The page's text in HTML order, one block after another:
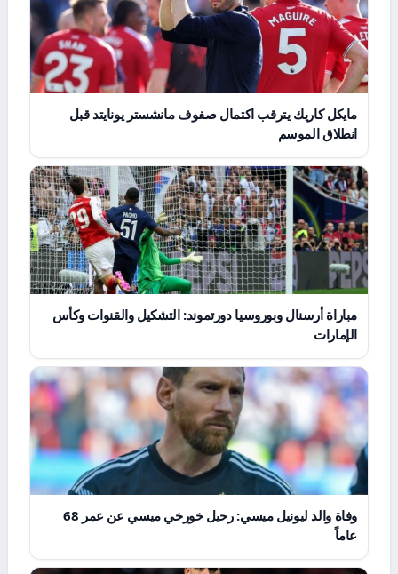
مايكل كاريك يترقب اكتمال صفوف مانشستر يونايتد قبل
انطلاق الموسم
مباراة أرسنال وبوروسيا دورتموند: التشكيل والقنوات وكأس
الإمارات
وفاة والد ليونيل ميسي: رحيل خورخي ميسي عن عمر 68
عاماً